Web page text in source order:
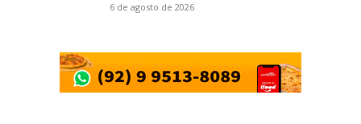
6 de agosto de 2026